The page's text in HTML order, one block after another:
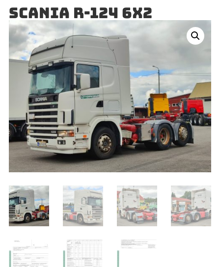
SCANIA R-124 6X2